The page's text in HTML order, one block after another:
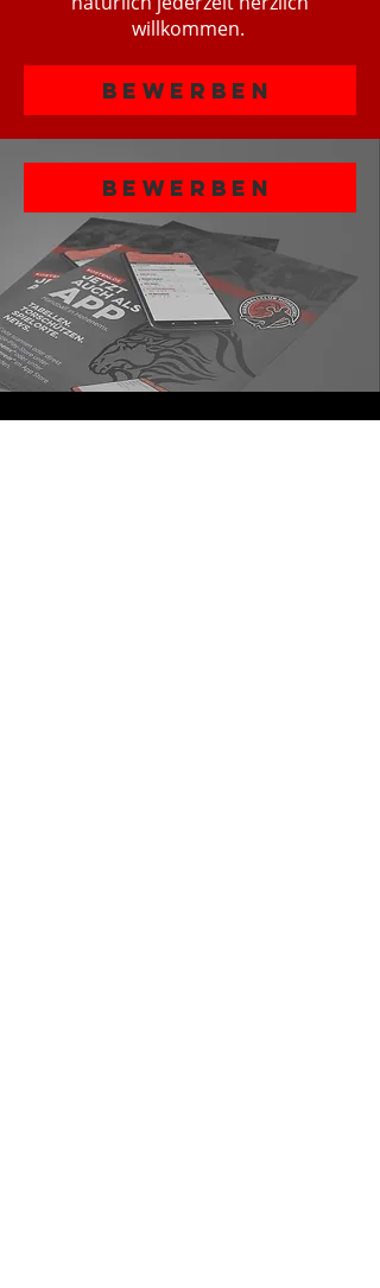
willkommen.
Bewerben
Bewerben